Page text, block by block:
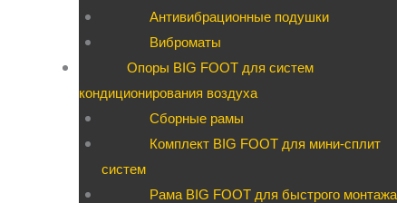
Антивибрационные подушки
Виброматы
Опоры BIG FOOT для систем
кондиционирования воздуха
Сборные рамы
Комплект BIG FOOT для мини-сплит
систем
Рама BIG FOOT для быстрого монтажа